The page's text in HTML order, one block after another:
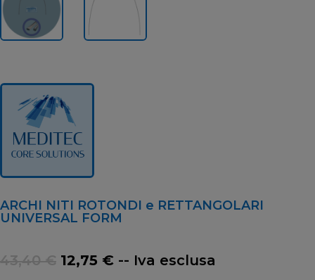
ARCHI NITI ROTONDI e RETTANGOLARI
UNIVERSAL FORM
43,40€ Il
12,75 €Il-- Iva esclusa